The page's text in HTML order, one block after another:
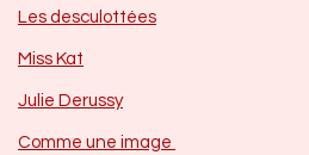
Les desculottées
Miss Kat
Julie Derussy
Comme une image